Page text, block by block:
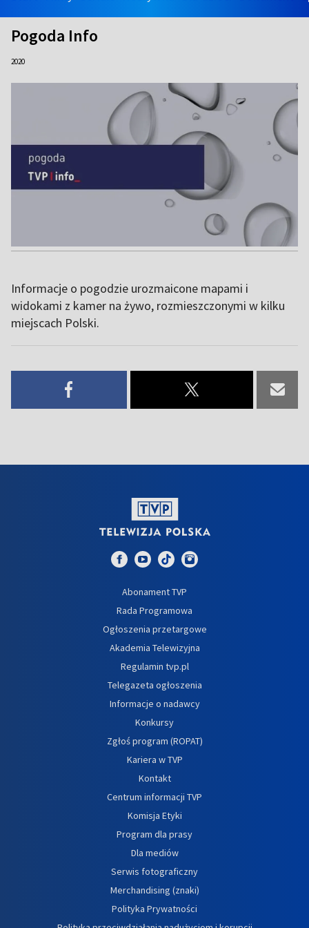
Pogoda Info
2020
Informacje o pogodzie urozmaicone mapami i
widokami z kamer na żywo, rozmieszczonymi w kilku
miejscach Polski.
Abonament TVP
Rada Programowa
Ogłoszenia przetargowe
Akademia Telewizyjna
Regulamin tvp.pl
Telegazeta ogłoszenia
Informacje o nadawcy
Konkursy
Zgłoś program (ROPAT)
Kariera w TVP
Kontakt
Centrum informacji TVP
Komisja Etyki
Program dla prasy
Dla mediów
Serwis fotograficzny
Merchandising (znaki)
Polityka Prywatności